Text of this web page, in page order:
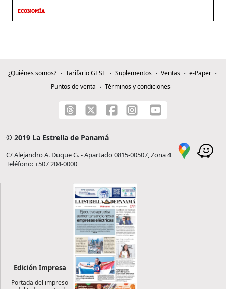
ECONOMÍA
¿Quiénes somos? Tarifario GESE Suplementos Ventas
e-Paper
Puntos de venta
Términos y condiciones
© 2019 La Estrella de Panamá
C/ Alejandro A. Duque G. - Apartado 0815-00507, Zona 4
Teléfono: +507 204-0000
Edición Impresa
Portada del impreso